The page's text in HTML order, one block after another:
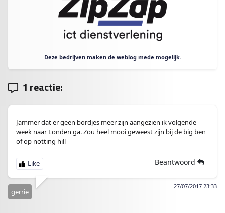
Deze bedrijven maken de weblog mede mogelijk.
1 reactie:
Jammer dat er geen bordjes meer zijn aangezien ik volgende
week naar Londen ga. Zou heel mooi geweest zijn bij de big ben
of op notting hill
Beantwoord
27/07/2017 23:33
gerrie